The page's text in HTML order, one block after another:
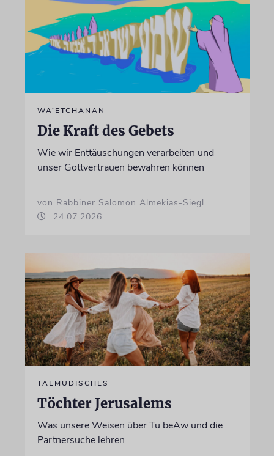
WA’ETCHANAN
Die Kraft des Gebets
Wie wir Enttäuschungen verarbeiten und
unser Gottvertrauen bewahren können
von Rabbiner Salomon Almekias-Siegl
24.07.2026
TALMUDISCHES
Töchter Jerusalems
Was unsere Weisen über Tu beAw und die
Partnersuche lehren